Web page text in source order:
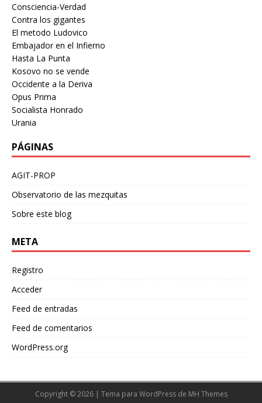
Consciencia-Verdad
Contra los gigantes
El metodo Ludovico
Embajador en el Infierno
Hasta La Punta
Kosovo no se vende
Occidente a la Deriva
Opus Prima
Socialista Honrado
Urania
PÁGINAS
AGIT-PROP
Observatorio de las mezquitas
Sobre este blog
META
Registro
Acceder
Feed de entradas
Feed de comentarios
WordPress.org
Copyright © 2026 | Tema para WordPress de MH Themes